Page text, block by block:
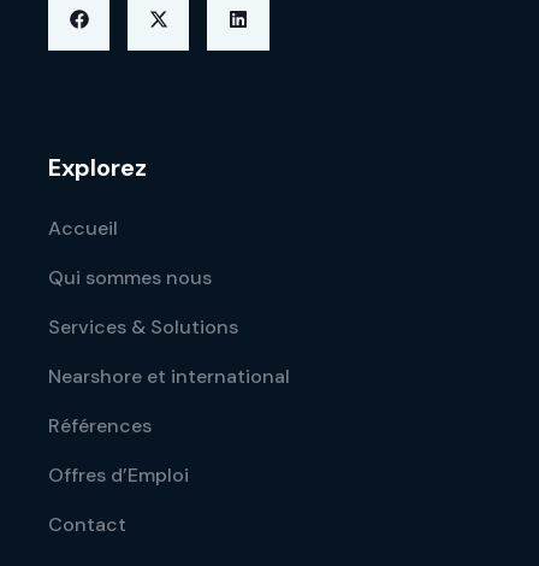
Explorez
Accueil
Qui sommes nous
Services & Solutions
Nearshore et international
Références
Offres d’Emploi
Contact